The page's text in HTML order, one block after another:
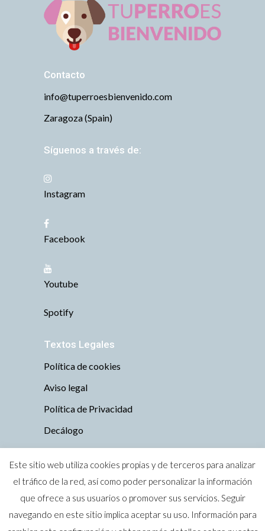
Contacto
info@tuperroesbienvenido.com
Zaragoza (Spain)
Síguenos a través de:
Instagram
Facebook
Youtube
Spotify
Textos Legales
Política de cookies
Aviso legal
Política de Privacidad
Decálogo
Todos los derechos reservados © 2019 Tu
perro es bienvenido · Zaragoza
Este sitio web utiliza cookies propias y de terceros para analizar
el tráfico de la red, así como poder personalizar la información
que ofrece a sus usuarios o promover sus servicios. Seguir
navegando en este sitio implica aceptar su uso. Información para